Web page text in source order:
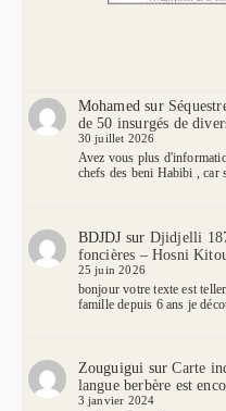
Mohamedsur
de 50 insurgés de
30 juillet 2026
Avez vous plus
chefs des beni Habibi ,
BDJDJ sur Djidjelli
foncières – Hosni
25 juin 2026
bonjour votre texte est
famille depuis 6 ans je
Zouguigui surCarte
langue berbère est
3 janvier 2024